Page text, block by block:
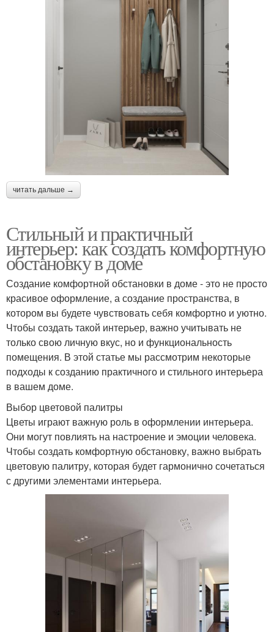
читать дальше →
Стильный и практичный
интерьер: как создать комфортную
обстановку в доме
Создание комфортной обстановки в доме - это не просто
красивое оформление, а создание пространства, в
котором вы будете чувствовать себя комфортно и уютно.
Чтобы создать такой интерьер, важно учитывать не
только свою личную вкус, но и функциональность
помещения. В этой статье мы рассмотрим некоторые
подходы к созданию практичного и стильного интерьера
в вашем доме.
Выбор цветовой палитры
Цветы играют важную роль в оформлении интерьера.
Они могут повлиять на настроение и эмоции человека.
Чтобы создать комфортную обстановку, важно выбрать
цветовую палитру, которая будет гармонично сочетаться
с другими элементами интерьера.